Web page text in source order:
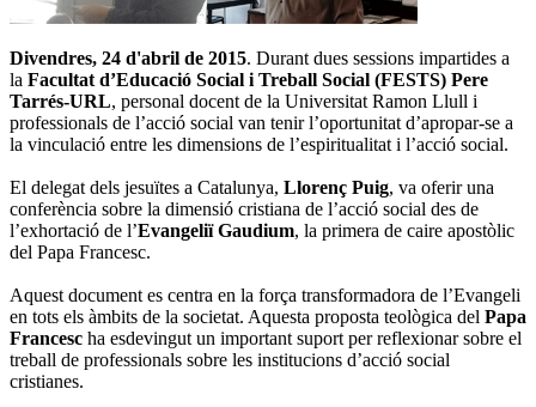
Divendres, 24 d'abril de 2015. Durant dues sessions impartides a
la Facultat d’Educació Social i Treball Social (FESTS) Pere
Tarrés-URL, personal docent de la Universitat Ramon Llull i
professionals de l’acció social van tenir l’oportunitat d’apropar-se a
la vinculació entre les dimensions de l’espiritualitat i l’acció social.
El delegat dels jesuïtes a Catalunya, Llorenç Puig, va oferir una
conferència sobre la dimensió cristiana de l’acció social des de
l’exhortació de l’Evangeliï Gaudium, la primera de caire apostòlic
del Papa Francesc.
Aquest document es centra en la força transformadora de l’Evangeli
en tots els àmbits de la societat. Aquesta proposta teològica del Papa
Francesc ha esdevingut un important suport per reflexionar sobre el
treball de professionals sobre les institucions d’acció social
cristianes.